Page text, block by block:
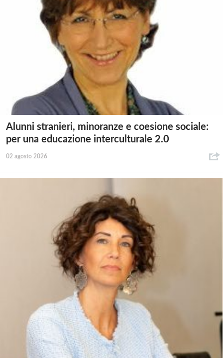
Alunni stranieri, minoranze e coesione sociale:
per una educazione interculturale 2.0
02 agosto 2026